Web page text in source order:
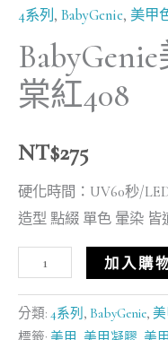
4系列, BabyGenie, 美甲
棠紅408
NT$275
硬化時間：UV60秒/
造型 點綴 單色 暈染 皆
加入購
分類: 4系列 , BabyGenie,